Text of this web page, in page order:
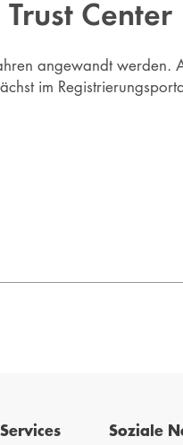
Center
angewandt werden.
im
Soziale